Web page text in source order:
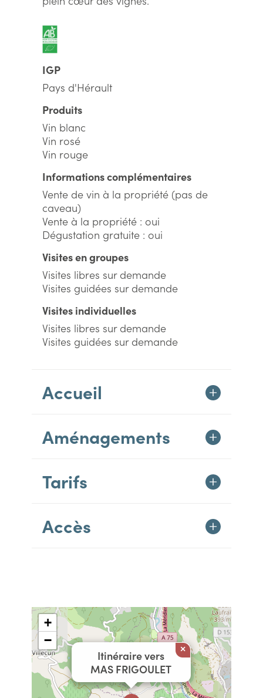
IGP
Pays d'Hérault
Produits
Vin blanc
Vin rosé
Vin rouge
Informations complémentaires
Vente de vin à la propriété (pas de
caveau)
Vente à la propriété : oui
Dégustation gratuite : oui
Visites en groupes
Visites libres sur demande
Visites guidées sur demande
Visites individuelles
Visites libres sur demande
Visites guidées sur demande
Accueil
Aménagements
Tarifs
Accès
Itinéraire vers
MAS FRIGOULET
×
+
−